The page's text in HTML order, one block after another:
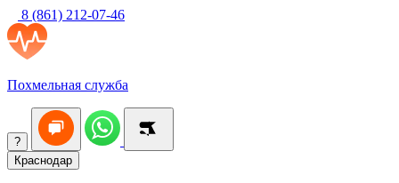
8 (861) 212-07-46
Похмельная служба
?
Краснодар